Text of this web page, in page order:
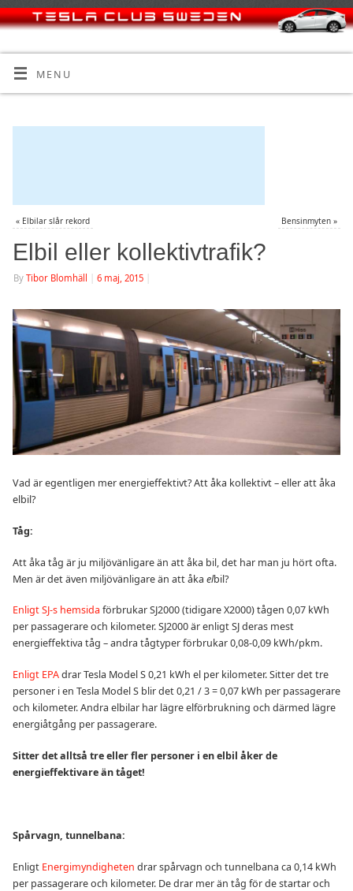
MENU
« Elbilar slår rekord Bensinmyten »
Elbil eller kollektivtrafik?
By Tibor Blomhäll 6 maj, 2015
Vad är egentligen mer energieffektivt? Att åka kollektivt – eller att åka
elbil?
Tåg:
Att åka tåg är ju miljövänligare än att åka bil, det har man ju hört ofta.
Men är det även miljövänligare än att åka elbil?
Enligt SJ-s hemsida förbrukar SJ2000 (tidigare X2000) tågen 0,07 kWh
per passagerare och kilometer. SJ2000 är enligt SJ deras mest
energieffektiva tåg – andra tågtyper förbrukar 0,08-0,09 kWh/pkm.
Enligt EPAdrar Tesla Model S 0,21 kWh el per kilometer. Sitter det tre
personer i en Tesla Model S blir det 0,21 / 3 = 0,07 kWh per passagerare
och kilometer. Andra elbilar har lägre elförbrukning och därmed lägre
energiåtgång per passagerare.
Sitter det alltså tre eller fler personer i en elbil åker de
energieffektivare än tåget!
Spårvagn, tunnelbana:
Enligt Energimyndigheten drar spårvagn och tunnelbana ca 0,14 kWh
per passagerare och kilometer. De drar mer än tåg för de startar och